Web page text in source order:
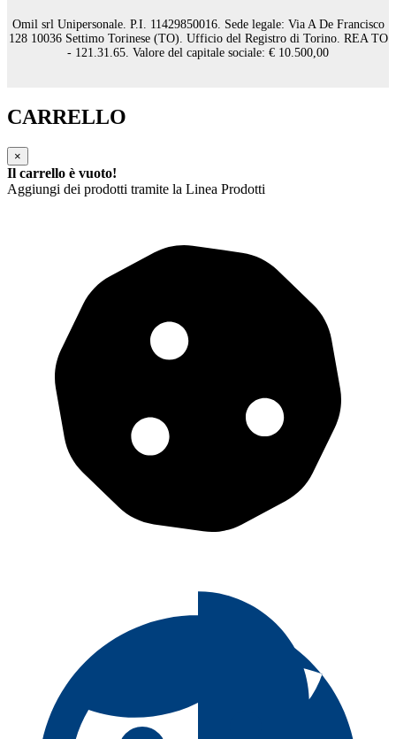
Omil srl Unipersonale. P.I. 11429850016. Sede legale: Via A De Francisco
128 10036 Settimo Torinese (TO). Ufficio del Registro di Torino. REA TO
- 121.31.65. Valore del capitale sociale: € 10.500,00
CARRELLO
×
Il carrello è vuoto!
Aggiungi dei prodotti tramite la Linea Prodotti